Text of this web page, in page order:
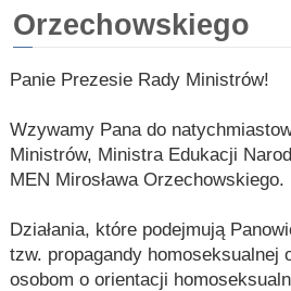
Orzechowskiego
Panie Prezesie Rady Ministrów!
Wzywamy Pana do
Ministrów, Ministra Edukacji
MEN Mirosława Orzechowskiego.
Działania, które podejmują
tzw. propagandy homoseksualnej
osobom o orientacji